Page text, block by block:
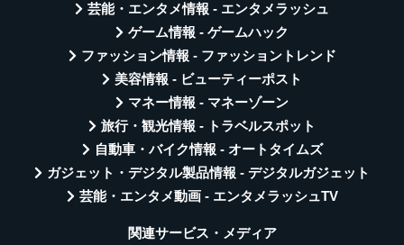
芸能・エンタメ情報 - エンタメラッシュ
ゲーム情報 - ゲームハック
ファッション情報 - ファッショントレンド
美容情報 - ビューティーポスト
マネー情報 - マネーゾーン
旅行・観光情報 - トラベルスポット
自動車・バイク情報 - オートタイムズ
ガジェット・デジタル製品情報 - デジタルガジェット
芸能・エンタメ動画 - エンタメラッシュTV
関連サービス・メディア